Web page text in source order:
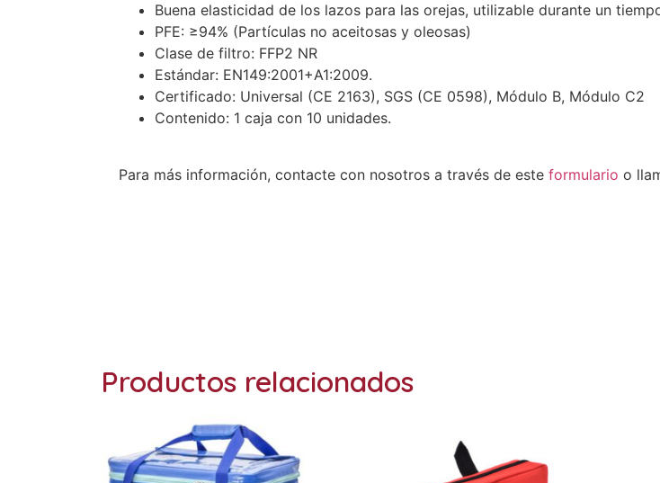
Buena elasticidad de los lazos para las orejas, utilizable durante un
PFE: ≥94% (Partículas no aceitosas y oleosas)
Clase de filtro: FFP2 NR
Estándar: EN149:2001+A1:2009.
Certificado: Universal (CE 2163), SGS (CE 0598), Módulo B, Módulo C2
Contenido: 1 caja con 10 unidades.
Para más información, contacte con nosotros a través de este formulario o
Productos relacionados